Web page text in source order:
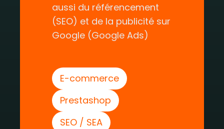
aussi du référencement
(SEO) et de la publicité sur
Google (Google Ads)
E-commerce
Prestashop
SEO / SEA